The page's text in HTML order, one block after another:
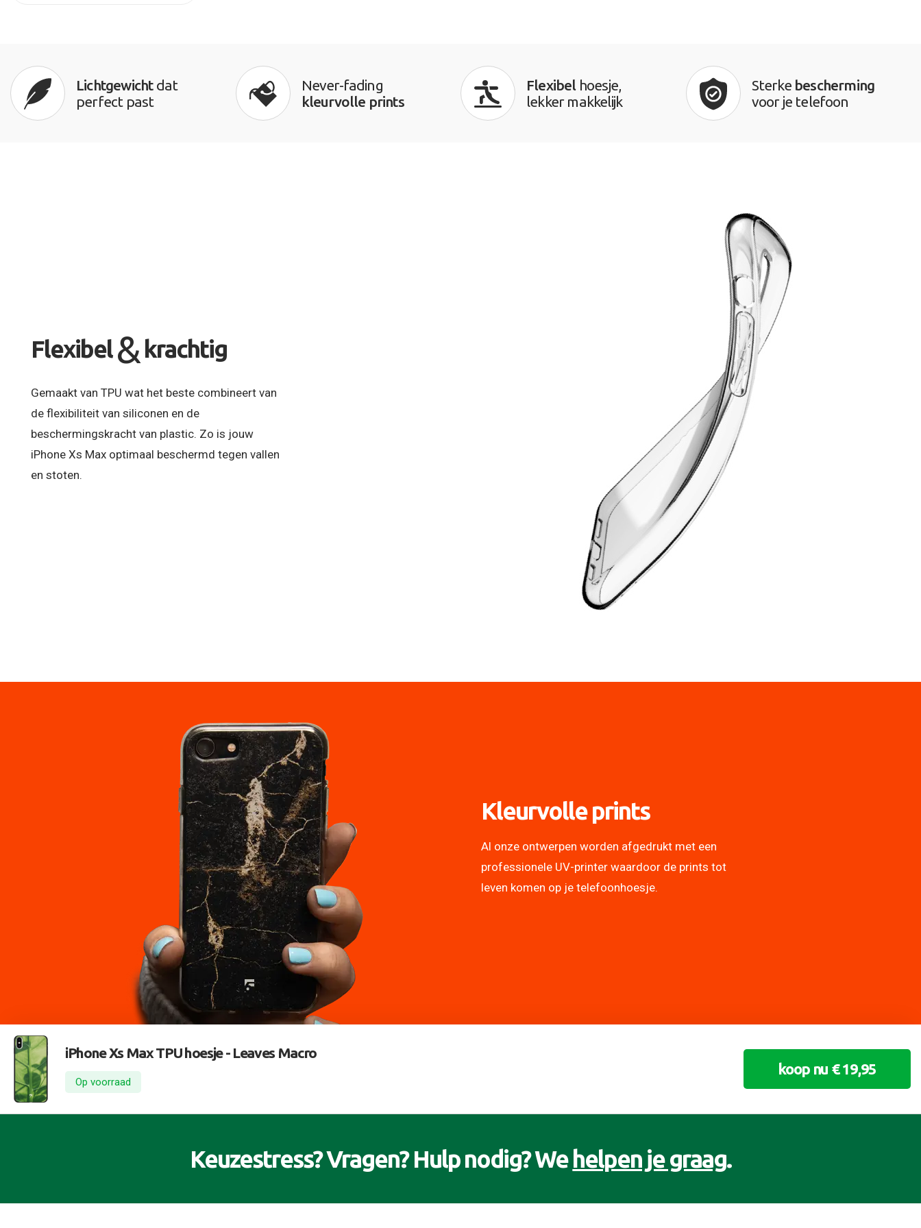
Lichtgewichtdat
perfect past
Never-fading
kleurvolle prints
Flexibelhoesje,
lekker makkelijk
Sterke bescherming
voor je telefoon
Flexibel & krachtig
Gemaakt van TPU wat het beste combineert van
de flexibiliteit van siliconen en de
beschermingskracht van plastic. Zo is jouw
iPhone Xs Max optimaal beschermd tegen vallen
en stoten.
Kleurvolle prints
Al onze ontwerpen worden afgedrukt met een
professionele UV-printer waardoor de prints tot
leven komen op je telefoonhoesje.
iPhone Xs Max TPU hoesje -Leaves Macro
Op voorraad
koop nu € 19,95
Keuzestress? Vragen? Hulp nodig? Wehelpen je graag.